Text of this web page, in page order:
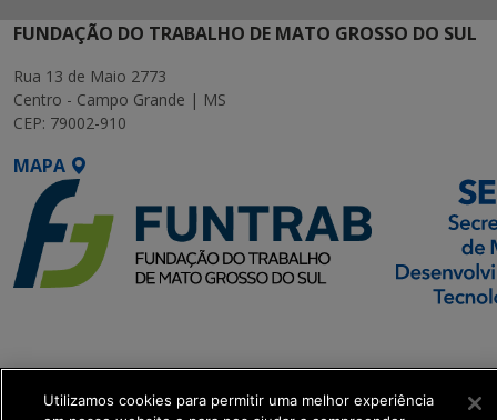
FUNDAÇÃO DO TRABALHO DE MATO GROSSO DO SUL
Rua 13 de Maio 2773
Centro - Campo Grande | MS
CEP: 79002-910
MAPA
Executiva de
Transformação Digital
Utilizamos cookies para permitir uma melhor experiência